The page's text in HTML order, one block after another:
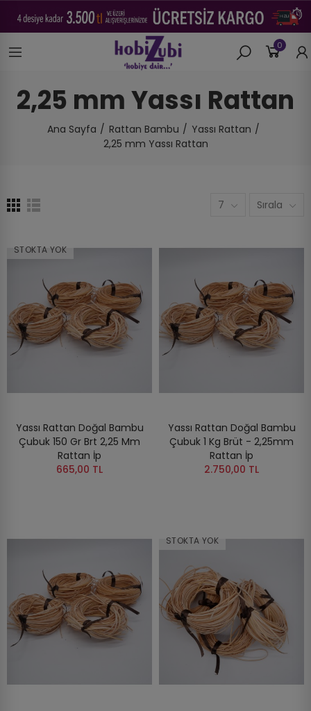
0
2,25 mm Yassı Rattan
Ana Sayfa Rattan Bambu
Yassı Rattan
2,25 mm Yassı Rattan
7 Sırala
STOKTA YOK
Yassı Rattan Doğal Bambu
Çubuk 150 Gr Brt 2,25 Mm
Rattan İp
665,00 TL
Yassı Rattan Doğal Bambu
Çubuk 1 Kg Brüt - 2,25mm
Rattan İp
2.750,00 TL
STOKTA YOK